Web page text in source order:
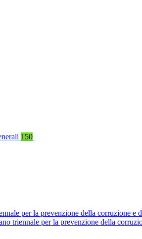
150
per la prevenzione della corruzione e
triennale per la prevenzione della